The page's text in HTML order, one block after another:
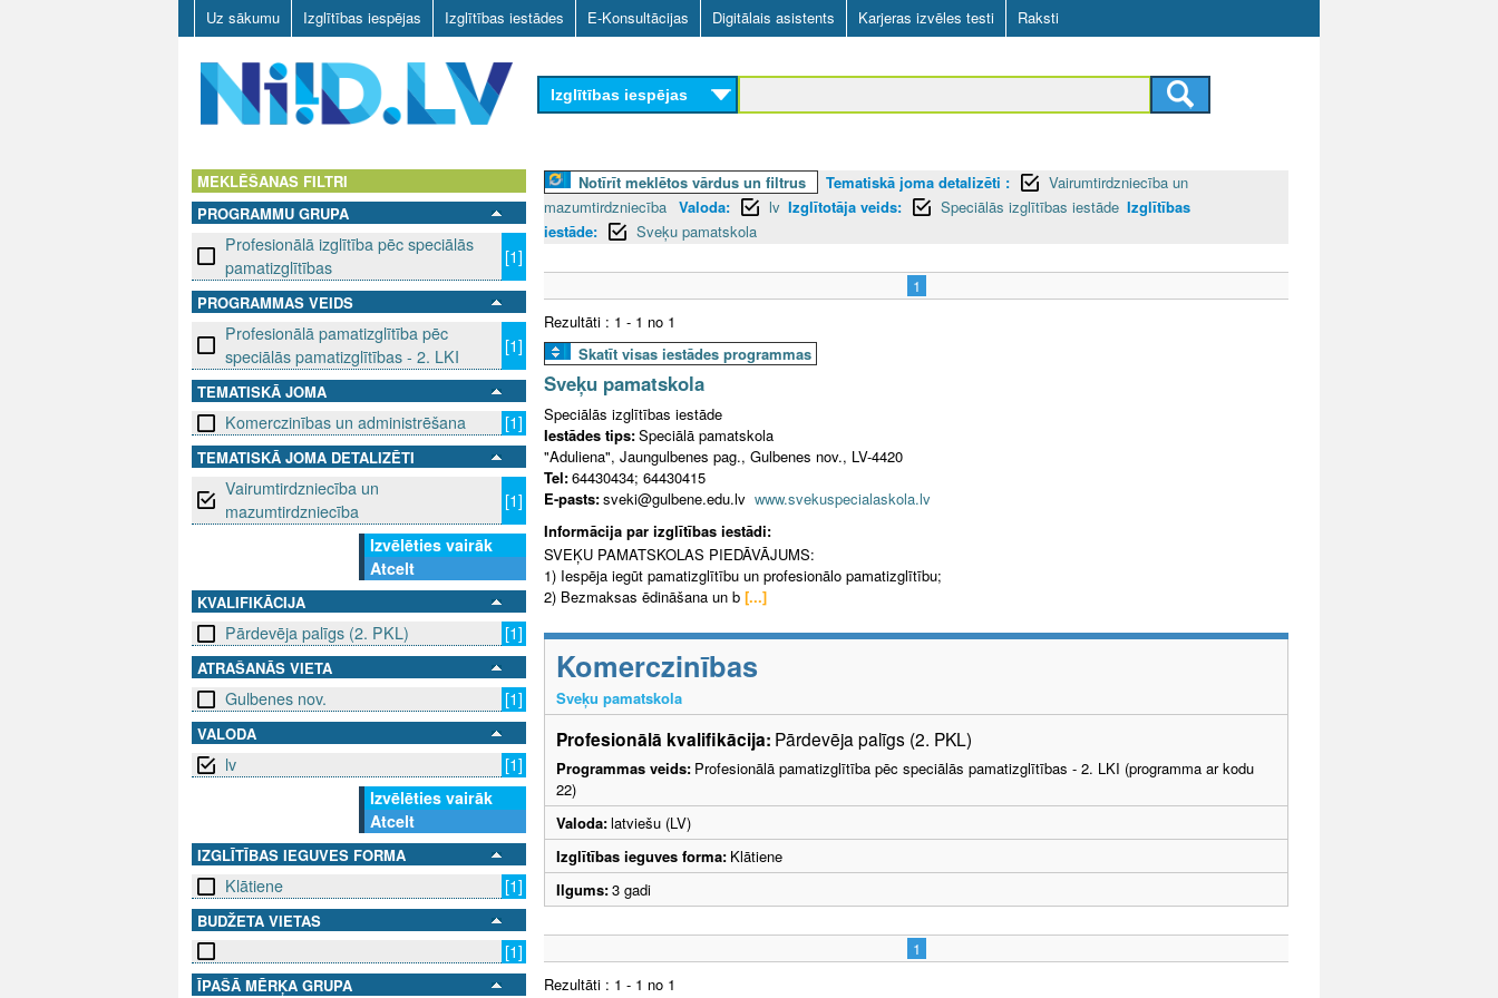
Skip
to
main
content
Uz sākumu Izglītības iespējas Izglītības iestādes E-Konsultācijas Digitālais asistents Karjeras izvēles testi Raksti
D
L
V
Izglītības iespējas
MEKLĒŠANAS FILTRI
PROGRAMMU GRUPA
Profesionālā izglītība pēc speciālās
pamatizglītības
[1]
PROGRAMMAS VEIDS
Profesionālā pamatizglītība pēc
speciālās pamatizglītības - 2. LKI
[1]
TEMATISKĀ JOMA
Komerczinības un administrēšana [1]
TEMATISKĀ JOMA DETALIZĒTI
Vairumtirdzniecība un
mazumtirdzniecība
[1]
Izvēlēties vairāk
Atcelt
KVALIFIKĀCIJA
Pārdevēja palīgs (2. PKL) [1]
ATRAŠANĀS VIETA
Gulbenes nov. [1]
VALODA
lv
[1]
Izvēlēties vairāk
Atcelt
IZGLĪTĪBAS IEGUVES FORMA
Klātiene [1]
BUDŽETA VIETAS
[1]
ĪPAŠĀ MĒRĶA GRUPA
Notīrīt meklētos vārdus un filtrus Tematiskā joma detalizēti :
Vairumtirdzniecība un
mazumtirdzniecība Valoda: lv Izglītotāja veids: Speciālās izglītības iestāde Izglītības
iestāde:
Sveķu pamatskola
1
Rezultāti : 1 - 1 no 1
Skatīt visas iestādes programmas
Sveķu pamatskola
Speciālās izglītības iestāde
Iestādes tips:Speciālā pamatskola
"Aduliena", Jaungulbenes pag., Gulbenes nov., LV-4420
Tel:64430434; 64430415
E-pasts:sveki@gulbene.edu.lv www.svekuspecialaskola.lv
Informācija par izglītības iestādi:
SVEĶU PAMATSKOLAS PIEDĀVĀJUMS:
1) Iespēja iegūt pamatizglītību un profesionālo pamatizglītību;
2) Bezmaksas ēdināšana un b [...]
Komerczinības
Sveķu pamatskola
Profesionālā kvalifikācija: Pārdevēja palīgs (2. PKL)
Programmas veids: Profesionālā pamatizglītība pēc speciālās pamatizglītības - 2. LKI (programma ar kodu
22)
Valoda:latviešu (LV)
Izglītības ieguves forma: Klātiene
Ilgums:3 gadi
1
Rezultāti : 1 - 1 no 1